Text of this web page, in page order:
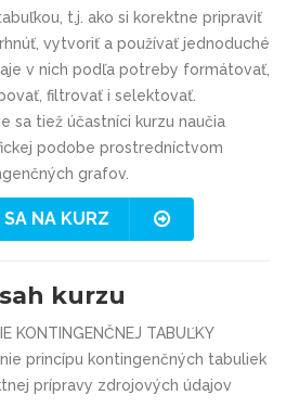
t.j. ako si korektne pripraviť
vytvoriť a používať jednoduché
v nich podľa potreby formátovať,
filtrovať i selektovať.
sa tiež účastníci kurzu naučia
podobe prostredníctvom
grafov.
SA NA KURZ
kurzu
KONTINGENČNEJ TABUĽKY
princípu kontingenčných tabuliek
prípravy zdrojových údajov